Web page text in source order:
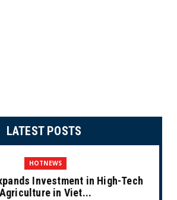
LATEST POSTS
HOTNEWS
Investment in High-Tech
Agriculture in Viet...